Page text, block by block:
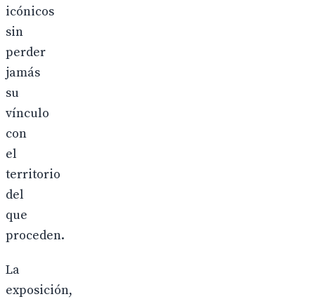
icónicos
sin
perder
jamás
su
vínculo
con
el
territorio
del
que
proceden.
La
exposición,